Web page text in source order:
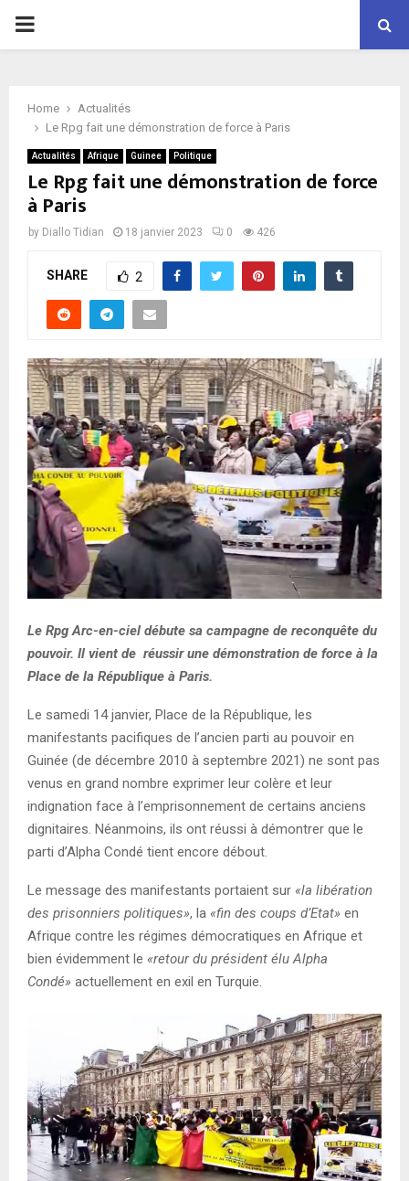
P
M
A
M
E
N
U
Home
Actualités
Le Rpg fait une démonstration de force à Paris
Actualités Afrique Guinee Politique
Le Rpg fait une démonstration de force
à Paris
by Diallo Tidian 18 janvier 2023 0 426
SHARE 2
Le Rpg Arc-en-ciel débute sa campagne de reconquête du
pouvoir. Il vient de réussir une démonstration de force à la
Place de la République à Paris.
Le samedi 14 janvier, Place de la République, les
manifestants pacifiques de l’ancien parti au pouvoir en
Guinée (de décembre 2010 à septembre 2021) ne sont pas
venus en grand nombre exprimer leur colère et leur
indignation face à l’emprisonnement de certains anciens
dignitaires. Néanmoins, ils ont réussi à démontrer que le
parti d’Alpha Condé tient encore débout.
Le message des manifestants portaient sur «la libération
des prisonniers politiques», la «fin des coups d’Etat» en
Afrique contre les régimes démocratiques en Afrique et
bien évidemment le «retour du président élu Alpha
Condé» actuellement en exil en Turquie.